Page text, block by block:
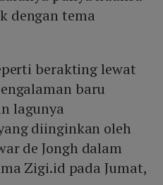
dengan tema
berakting lewat
baru
lagunya
diinginkan oleh
de Jongh dalam
Zigi.id pada Jumat,